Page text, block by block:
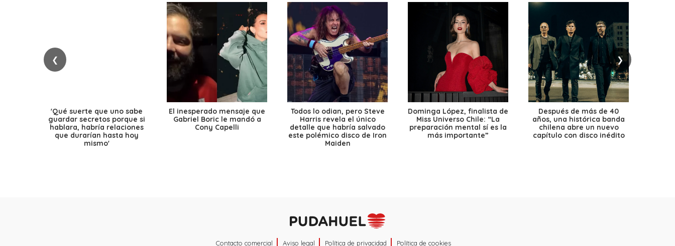
❮ ❯
'Qué suerte que uno sabe
guardar secretos porque si
hablara, habría relaciones
que durarían hasta hoy
mismo'
El inesperado mensaje que
Gabriel Boric le mandó a
Cony Capelli
Todos lo odian, pero Steve
Harris revela el único
detalle que habría salvado
este polémico disco de Iron
Maiden
Dominga López, finalista de
Miss Universo Chile: “La
preparación mental sí es la
más importante”
Después de más de 40
años, una histórica banda
chilena abre un nuevo
capítulo con disco inédito
Contacto comercial Aviso legal Política de privacidad Política de cookies